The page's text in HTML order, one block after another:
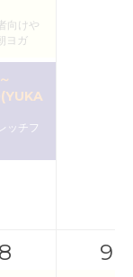
向けや
ヨガ
ッチフ
8 9